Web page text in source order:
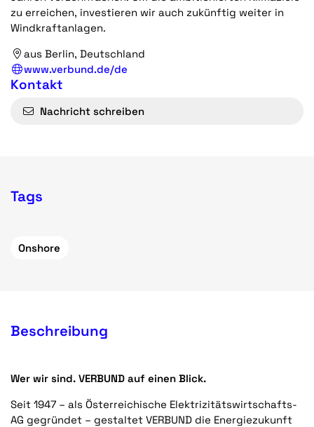
zu erreichen, investieren wir auch zukünftig weiter in
Windkraftanlagen.
aus Berlin, Deutschland
www.verbund.de/de
Kontakt
Nachricht schreiben
Tags
Onshore
Beschreibung
Wer wir sind. VERBUND auf einen Blick.
Seit 1947 – als Österreichische Elektrizitätswirtschafts-
AG gegründet – gestaltet VERBUND die Energiezukunft